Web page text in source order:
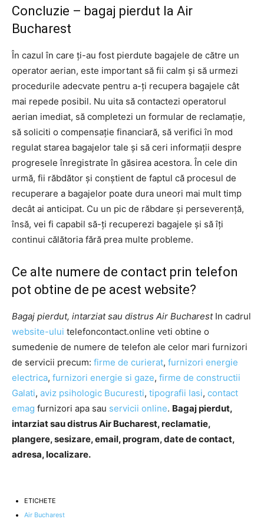
Concluzie – bagaj pierdut la Air
Bucharest
În cazul în care ți-au fost pierdute bagajele de către un
operator aerian, este important să fii calm și să urmezi
procedurile adecvate pentru a-ți recupera bagajele cât
mai repede posibil. Nu uita să contactezi operatorul
aerian imediat, să completezi un formular de reclamație,
să soliciti o compensație financiară, să verifici în mod
regulat starea bagajelor tale și să ceri informații despre
progresele înregistrate în găsirea acestora. În cele din
urmă, fii răbdător și conștient de faptul că procesul de
recuperare a bagajelor poate dura uneori mai mult timp
decât ai anticipat. Cu un pic de răbdare și perseverență,
însă, vei fi capabil să-ți recuperezi bagajele și să îți
continui călătoria fără prea multe probleme.
Ce alte numere de contact prin telefon
pot obtine de pe acest website?
Bagaj pierdut, intarziat sau distrus Air BucharestIn cadrul
website-ului telefoncontact.online veti obtine o
sumedenie de numere de telefon ale celor mari furnizori
de servicii precum: firme de curierat, furnizori energie
electrica, furnizori energie si gaze, firme de constructii
Galati, aviz psihologic Bucuresti, tipografii Iasi, contact
emag furnizori apa sau servicii online. Bagaj pierdut,
intarziat sau distrus Air Bucharest, reclamatie,
plangere, sesizare, email, program, date de contact,
adresa, localizare.
ETICHETE
Air Bucharest